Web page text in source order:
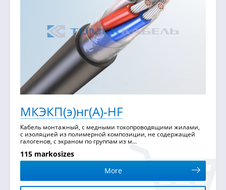
МКЭКП(э)нг(А)-HF
Кабель монтажный, с медными токопроводящими жилами,
с изоляцией из полимерной композиции, не содержащей
галогенов, с экраном по группам из м...
115 markosizes
More